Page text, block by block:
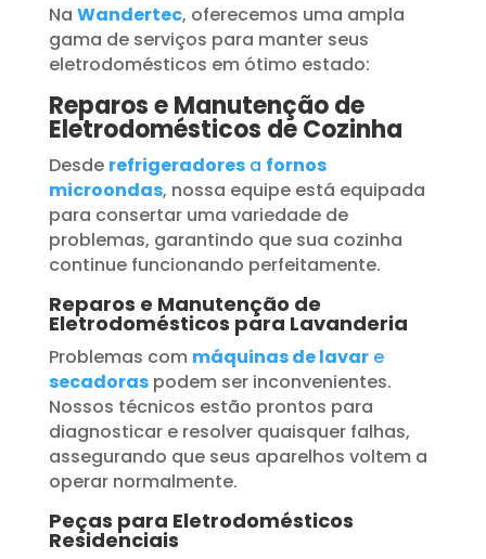
Na Wandertec, oferecemos uma ampla
gama de serviços para manter seus
eletrodomésticos em ótimo estado:
Reparos e Manutenção de
Eletrodomésticos de Cozinha
Desde refrigeradoresa fornos
microondas, nossa equipe está equipada
para consertar uma variedade de
problemas, garantindo que sua cozinha
continue funcionando perfeitamente.
Reparos e Manutenção de
Eletrodomésticos para Lavanderia
Problemas com máquinas de lavare
secadoraspodem ser inconvenientes.
Nossos técnicos estão prontos para
diagnosticar e resolver quaisquer falhas,
assegurando que seus aparelhos voltem a
operar normalmente.
Peças para Eletrodomésticos
Residenciais